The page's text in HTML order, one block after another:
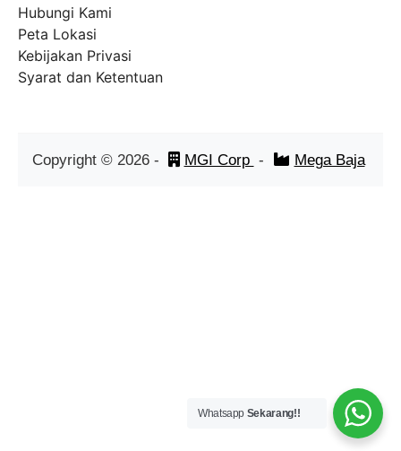
Hubungi Kami
Peta Lokasi
Kebijakan Privasi
Syarat dan Ketentuan
Copyright © 2026- MGI Corp - Mega Baja
Whatsapp Sekarang!!